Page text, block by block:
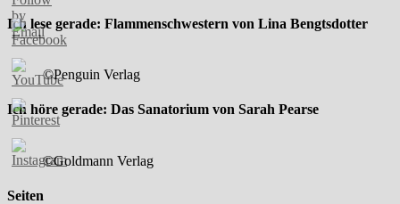
Ich lese gerade: Flammenschwestern von Lina Bengtsdotter
©Penguin Verlag
Ich höre gerade: Das Sanatorium von Sarah Pearse
©Goldmann Verlag
Seiten